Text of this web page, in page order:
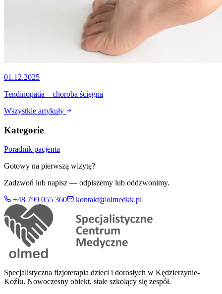
01.12.2025
Tendinopatia – choroba ścięgna
Wszystkie artykuły
Kategorie
Poradnik pacjenta
Gotowy na pierwszą wizytę?
Zadzwoń lub napisz — odpiszemy lub oddzwonimy.
+48 799 055 360
kontakt@olmedkk.pl
Specjalistyczna fizjoterapia dzieci i dorosłych w Kędzierzynie-
Koźlu. Nowoczesny obiekt, stale szkolący się zespół.